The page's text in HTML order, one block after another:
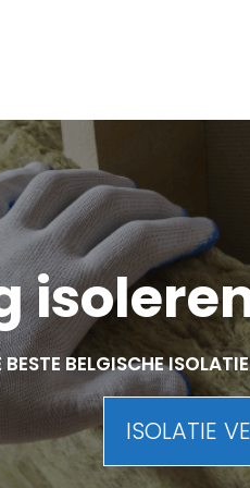
BESTE BELGISCHE
ISOLATIE